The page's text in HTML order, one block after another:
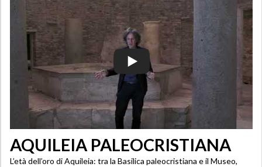
AQUILEIA PALEOCRISTIANA
L’età dell’oro di Aquileia: tra la Basilica paleocristiana e il Museo,